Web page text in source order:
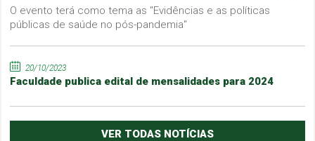
O evento terá como tema as "Evidências e as políticas
públicas de saúde no pós-pandemia"
20/10/2023
Faculdade publica edital de mensalidades para 2024
VER TODAS NOTÍCIAS